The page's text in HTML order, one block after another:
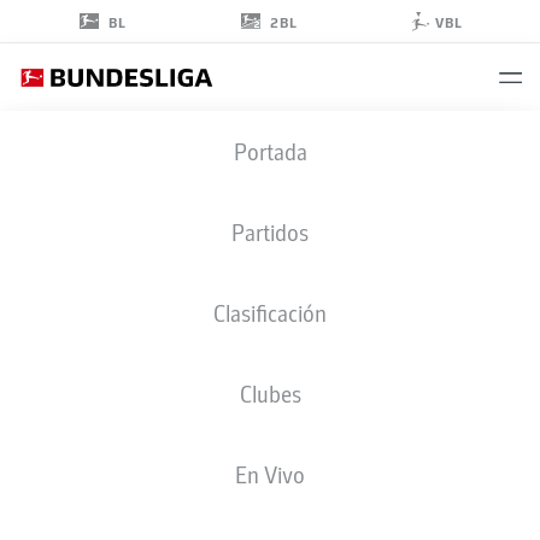
BL 2BL VBL
Portada
Partidos
Clasificación
Clubes
En Vivo